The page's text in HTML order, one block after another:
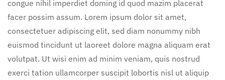
congue nihil imperdiet doming id quod mazim placerat
facer possim assum. Lorem ipsum dolor sit amet,
consectetuer adipiscing elit, sed diam nonummy nibh
euismod tincidunt ut laoreet dolore magna aliquam erat
volutpat. Ut wisi enim ad minim veniam, quis nostrud
exerci tation ullamcorper suscipit lobortis nisl ut aliquip